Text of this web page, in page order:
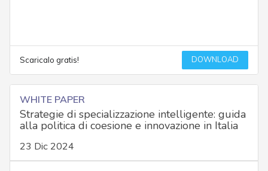
Scaricalo gratis! DOWNLOAD
WHITE PAPER
Strategie di specializzazione intelligente: guida
alla politica di coesione e innovazione in Italia
23 Dic 2024